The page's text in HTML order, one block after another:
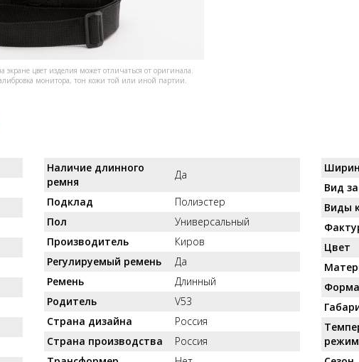
цвет изделия может отличаться от оригинала.
монитора, тон кожи той или иной партии.
Наличие длинного
ремня
Да
Подклад
Полиэстер
Пол
Универсальный
Производитель
Киров
Регулируемый ремень
Да
Ремень
Длинный
Родитель
V53
Страна дизайна
Россия
Страна производства
Россия
Вид
Виды
Цвет
Форма
режим